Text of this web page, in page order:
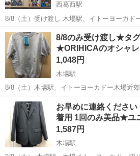
西葛西駅
8/8（土）受け渡し 木場駅、イトーヨーカドー木場近郊
ドラゴンボール 鬼滅の刃
東京 江戸川区 西葛西駅 その他
8/8のみ受け渡し★タ
★ORIHICAのオシャ
1,048円
木場駅
8/8（土）木場駅、イトーヨーカドー木場近郊てま受
グついてますが、着ようと思いタグやサイ
す。 ORIHICA サイズL メンズ 写真は色味が暗くなっていますが、 爽
やかな水色です...
東京 江東区 木場駅 その他
お早めに連絡ください
着用 1回のみ美品★ユ
1,587円
木場駅